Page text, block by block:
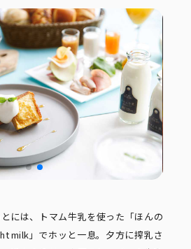
には、トマム牛乳を使った「ほんの
milk」でホッと一息。夕方に搾乳さ